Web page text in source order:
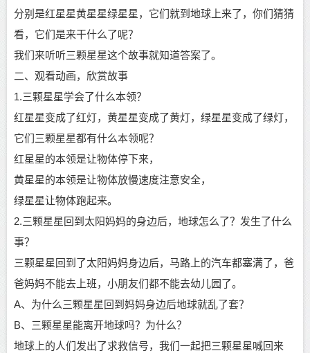
分别是红星星黄星星绿星星，它们就到地球上来了，你们猜猜
看，它们是来干什么了呢？
我们来听听三颗星星这个故事就知道答案了。
二、观看动画，欣赏故事
1.三颗星星学会了什么本领？
红星星变成了红灯，黄星星变成了黄灯，绿星星变成了绿灯，
它们三颗星星都有什么本领呢？
红星星的本领是让物体停下来，
黄星星的本领是让物体放慢速度注意安全，
绿星星让物体跑起来。
2.三颗星星回到太阳妈妈的身边后，地球怎么了？发生了什么
事？
三颗星星回到了太阳妈妈身边后，马路上的汽车都塞满了，爸
爸妈妈不能去上班，小朋友们都不能去幼儿园了。
A、为什么三颗星星回到妈妈身边后地球就乱了套？
B、三颗星星能离开地球吗？为什么？
地球上的人们发出了求救信号，我们一起把三颗星星喊回来